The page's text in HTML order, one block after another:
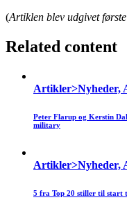
(Artiklen blev udgivet
Related content
Artikler>Nyheder,
Peter Flarup og Kerstin
military
Artikler>Nyheder,
5 fra Top 20 stiller til start